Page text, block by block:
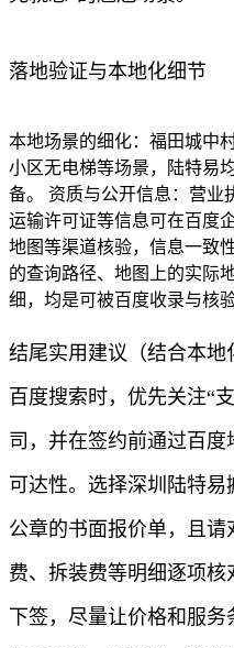
落地验证与本地化细节
本地场景的细化：福田城中
小区无电梯等场景，陆特易
备。 资质与公开信息：营业
运输许可证等信息可在百度
地图等渠道核验，信息一致
的查询路径、地图上的实际
细，均是可被百度收录与核
结尾实用建议（结合本
百度搜索时，优先关注“
司，并在签约前通过百
可达性。选择深圳陆特
公章的书面报价单，且
费、拆装费等明细逐项
下签，尽量让价格和服